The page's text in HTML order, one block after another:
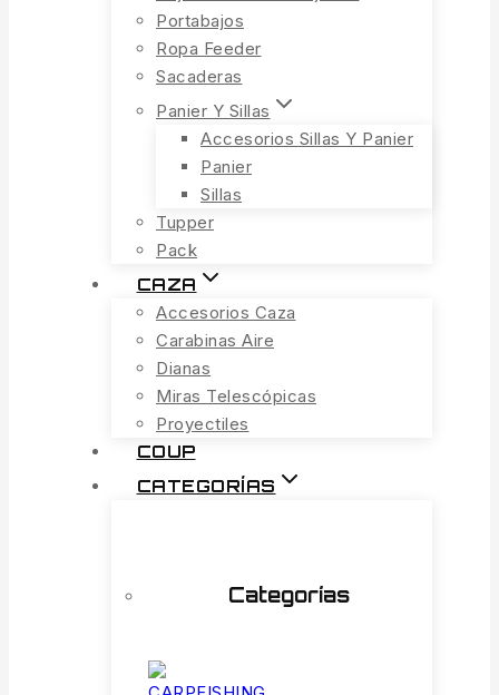
Portabajos
Ropa Feeder
Sacaderas
Panier Y Sillas
Accesorios Sillas Y Panier
Panier
Sillas
Tupper
Pack
CAZA
Accesorios Caza
Carabinas Aire
Dianas
Miras Telescópicas
Proyectiles
COUP
CATEGORÍAS
Categorías